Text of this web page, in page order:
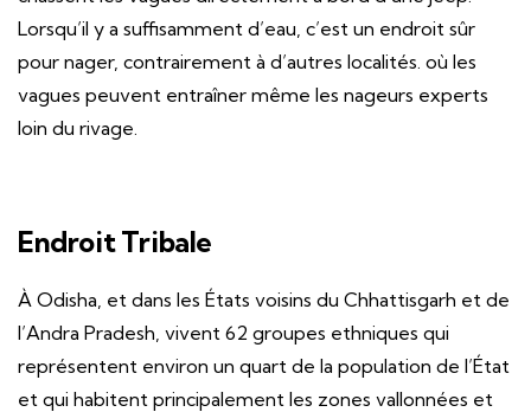
Lorsqu’il y a suffisamment d’eau, c’est un endroit sûr
pour nager, contrairement à d’autres localités. où les
vagues peuvent entraîner même les nageurs experts
loin du rivage.
Endroit Tribale
À Odisha, et dans les États voisins du Chhattisgarh et de
l’Andra Pradesh, vivent 62 groupes ethniques qui
représentent environ un quart de la population de l’État
et qui habitent principalement les zones vallonnées et